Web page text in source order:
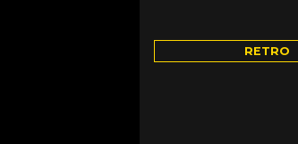
RETRO